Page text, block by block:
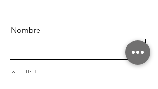
Nombre
Apellido